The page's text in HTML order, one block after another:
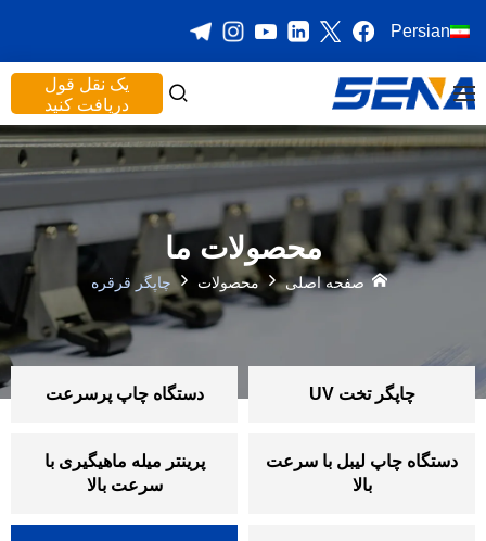
Persian
یک نقل قول
دریافت کنید
محصولات ما
صفحه اصلی محصولات چاپگر قرقره
چاپگر تخت UV دستگاه چاپ پرسرعت
دستگاه چاپ لیبل با سرعت
بالا
پرینتر میله ماهیگیری با
سرعت بالا